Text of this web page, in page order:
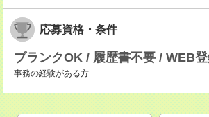
応募資格・条件
ブランクOK / 履歴書不要 / WEB
事務の経験がある方